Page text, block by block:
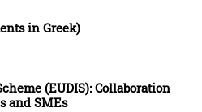
in Greek)
(EUDIS): Collaboration
and SMEs